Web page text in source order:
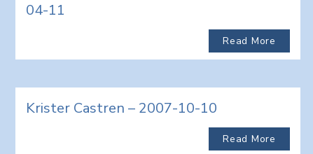
04-11
Read More
Krister Castren – 2007-10-10
Read More